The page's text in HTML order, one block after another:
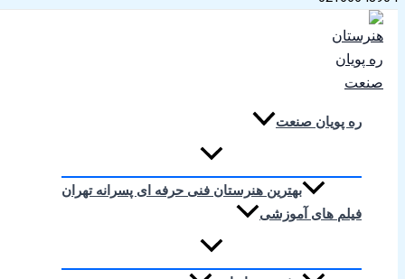
ره پویان صنعت
بهترین هنرستان فنی حرفه ای پسرانه تهران
فیلم های آموزشی